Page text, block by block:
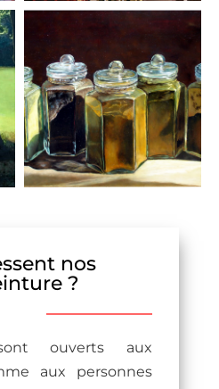
nos
?
ouverts aux
aux personnes